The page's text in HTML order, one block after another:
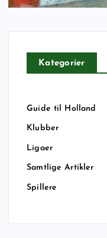
Kategorier
Guide til Holland
Klubber
Ligaer
Samtlige Artikler
Spillere